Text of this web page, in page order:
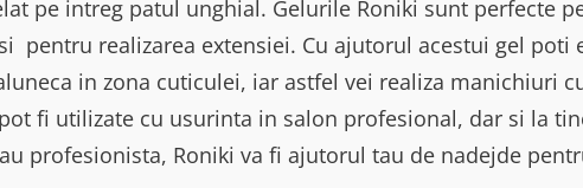
pe intreg patul unghial. Gelurile Roniki sunt perfecte
pentru realizarea extensiei. Cu ajutorul acestui gel poti
in zona cuticulei, iar astfel vei realiza manichiuri
fi utilizate cu usurinta in salon profesional, dar si la
profesionista, Roniki va fi ajutorul tau de nadejde